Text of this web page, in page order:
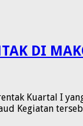
DI
Kuartal I
Kegiatan